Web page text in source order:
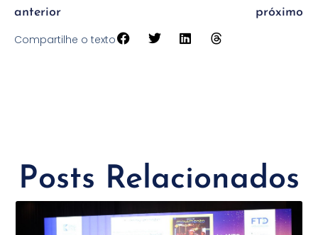
anterior próximo
Compartilhe o texto
Posts Relacionados